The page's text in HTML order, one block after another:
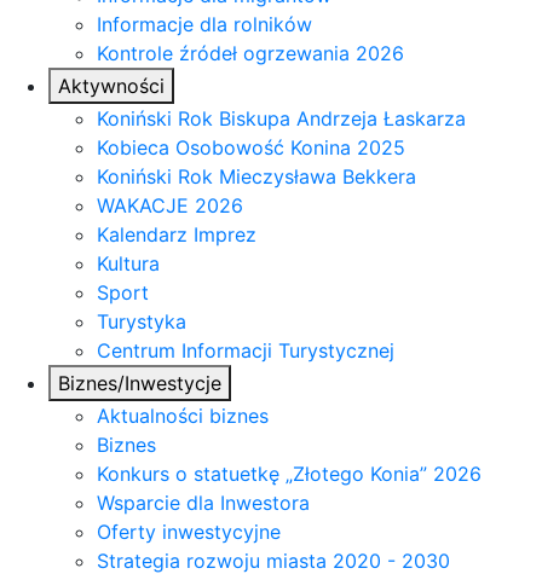
Informacje dla rolników
Kontrole źródeł ogrzewania 2026
Aktywności
Koniński Rok Biskupa Andrzeja Łaskarza
Kobieca Osobowość Konina 2025
Koniński Rok Mieczysława Bekkera
WAKACJE 2026
Kalendarz Imprez
Kultura
Sport
Turystyka
Centrum Informacji Turystycznej
Biznes/Inwestycje
Aktualności biznes
Biznes
Konkurs o statuetkę „Złotego Konia” 2026
Wsparcie dla Inwestora
Oferty inwestycyjne
Strategia rozwoju miasta 2020 - 2030